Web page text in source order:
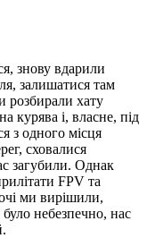
знову вдарили
залишатися там
розбирали хату
курява і, власне, під
з одного місця
сховалися
загубили. Однак
FPV та
ми вирішили,
небезпечно, нас